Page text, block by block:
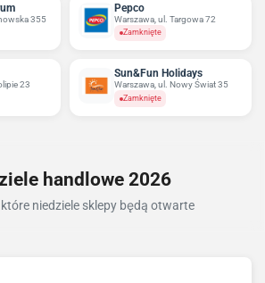
355
Pepco
Warszawa, ul. Targowa 72
Zamknięte
23
Sun&Fun Holidays
Warszawa, ul. Nowy Świat 35
Zamknięte
handlowe 2026
niedziele sklepy będą otwarte